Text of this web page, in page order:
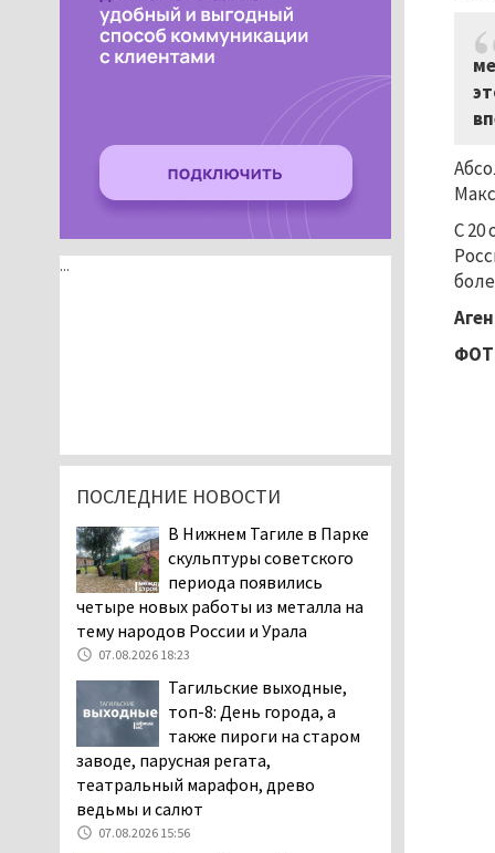
С 20
...
ПОСЛЕДНИЕ НОВОСТИ
В Нижнем Тагиле в Парке
скульптуры советского
периода появились
четыре новых работы из металла на
тему народов России и Урала
07.08.2026 18:23
Тагильские выходные,
топ-8: День города, а
также пироги на старом
заводе, парусная регата,
театральный марафон, древо
ведьмы и салют
07.08.2026 15:56